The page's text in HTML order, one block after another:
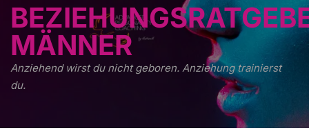
MÄNNER
Anziehend wirst du nicht geboren. Anziehung trainierst
du.